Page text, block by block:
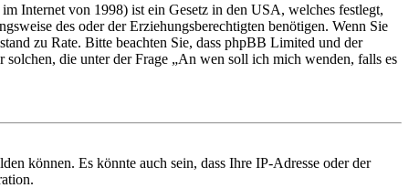
Internet von 1998) ist ein Gesetz in den USA, welches festlegt,
des oder der Erziehungsberechtigten benötigen. Wenn Sie
zu Rate. Bitte beachten Sie, dass phpBB Limited und der
die unter der Frage „An wen soll ich mich wenden, falls es
können. Es könnte auch sein, dass Ihre IP-Adresse oder der